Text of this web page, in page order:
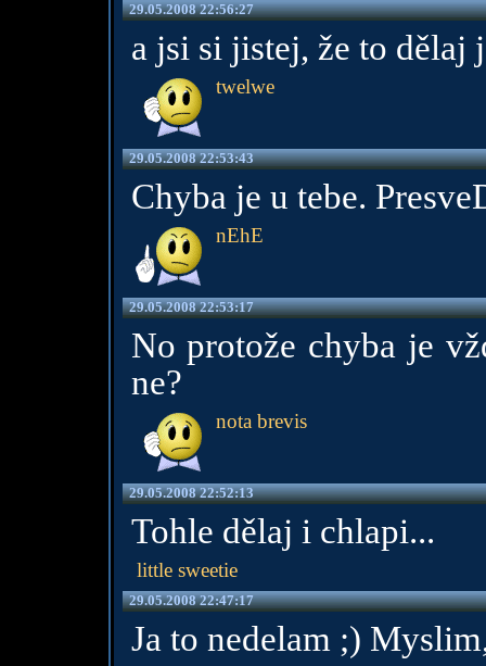
29.05.2008 22:56:27
a jsi si jistej, že to dělaj
twelwe
29.05.2008 22:53:43
Chyba je u tebe.
nEhE
29.05.2008 22:53:17
No protože chyba je
ne?
nota brevis
29.05.2008 22:52:13
Tohle dělaj i chlapi...
little sweetie
29.05.2008 22:47:17
Ja to nedelam ;)